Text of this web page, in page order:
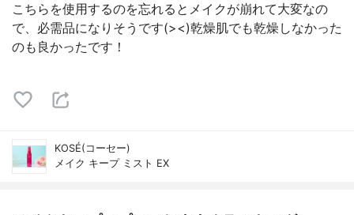
こちらを使用するのを忘れるとメイクが崩れて大変なの
で、必需品になりそうです(><)乾燥肌でも乾燥しなかった
のも良かったです！
KOSÉ(コーセー)
メイク キープ ミスト EX